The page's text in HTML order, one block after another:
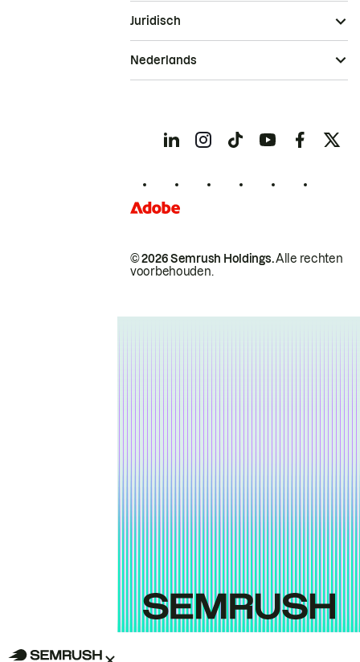
© 2026 Semrush Holdings.Alle rechten
voorbehouden.
Juridisch
Nederlands